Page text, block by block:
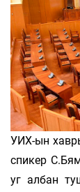
УИХ-ын
спикер
уг албан